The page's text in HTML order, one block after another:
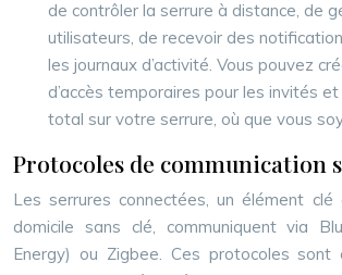
de contrôler la serrure à distance, de
utilisateurs, de recevoir des
les journaux d’activité. Vous pouvez
d’accès temporaires pour les invités
total sur votre serrure, où que vous
Protocoles de communication
Les serrures connectées, un élément
domicile sans clé, communiquent via
Energy) ou Zigbee. Ces protocoles sont